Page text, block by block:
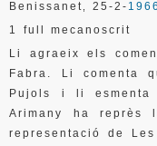
Benissanet ,25-2- 1966
1 full mecanoscrit
Li agraeix els
Fabra. Li comenta
Pujols i li esmenta
Arimany ha reprès
representació de